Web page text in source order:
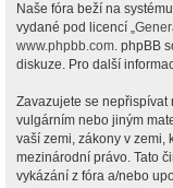
Naše fóra beží na
vydané pod licencí „
www.phpbb.com. phpBB
diskuze. Pro další
Zavazujete se nepřispívat
vulgárním nebo jiným
vaší zemi, zákony v zemi,
mezinárodní právo. Tato
vykázání z fóra a/nebo